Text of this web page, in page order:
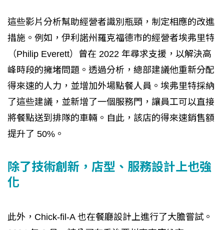
這些影片分析幫助經營者識別瓶頸，制定相應的改進
措施。例如，伊利諾州羅克福德市的經營者埃弗里特
（Philip Everett）曾在 2022 年尋求支援，以解決高
峰時段的擁堵問題。透過分析，總部建議他重新分配
得來速的人力，並增加外場點餐人員。埃弗里特採納
了這些建議，並新增了一個服務門，讓員工可以直接
將餐點送到排隊的車輛。自此，該店的得來速銷售額
提升了 50%。
除了技術創新，店型、服務設計上也強
化
此外，Chick-fil-A 也在餐廳設計上進行了大膽嘗試。